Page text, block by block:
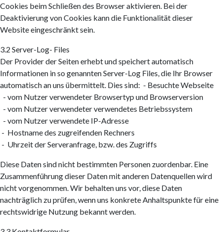
Cookies beim Schließen des Browser aktivieren. Bei der
Deaktivierung von Cookies kann die Funktionalität dieser
Website eingeschränkt sein.
3.2 Server-Log- Files
Der Provider der Seiten erhebt und speichert automatisch
Informationen in so genannten Server-Log Files, die Ihr Browser
automatisch an uns übermittelt. Dies sind: - Besuchte Webseite
- vom Nutzer verwendeter Browsertyp und Browserversion
- vom Nutzer verwendeter verwendetes Betriebssystem
- vom Nutzer verwendete IP-Adresse
- Hostname des zugreifenden Rechners
- Uhrzeit der Serveranfrage, bzw. des Zugriffs
Diese Daten sind nicht bestimmten Personen zuordenbar. Eine
Zusammenführung dieser Daten mit anderen Datenquellen wird
nicht vorgenommen. Wir behalten uns vor, diese Daten
nachträglich zu prüfen, wenn uns konkrete Anhaltspunkte für eine
rechtswidrige Nutzung bekannt werden.